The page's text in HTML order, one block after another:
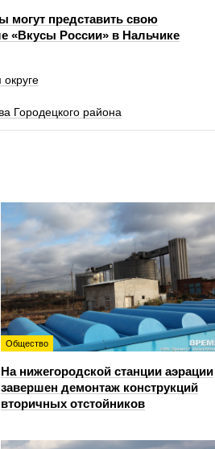
могут представить свою
«Вкусы России» в Нальчике
Городецкого района
Общество
На нижегородской станции аэрации
завершен демонтаж конструкций
вторичных отстойников